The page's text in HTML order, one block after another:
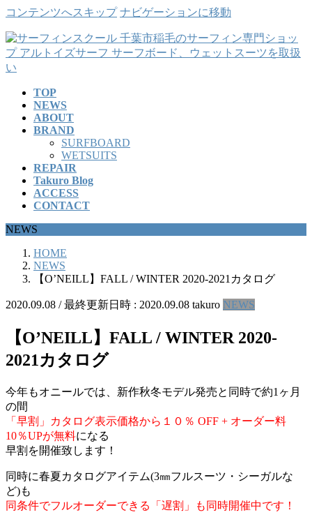
コンテンツへスキップ ナビゲーションに移動
TOP
NEWS
ABOUT
BRAND
SURFBOARD
WETSUITS
REPAIR
Takuro Blog
ACCESS
CONTACT
NEWS
HOME
NEWS
【O’NEILL】FALL / WINTER 2020-2021カタログ
2020.09.08 / 最終更新日時 : 2020.09.08 takuro NEWS
【O’NEILL】FALL / WINTER 2020-
2021カタログ
今年もオニールでは、新作秋冬モデル発売と同時で約1ヶ月
の間
「早割」カタログ表示価格から１０％ OFF + オーダー料
10％UPが無料になる
早割を開催致します！
同時に春夏カタログアイテム(3㎜フルスーツ・シーガルな
ど)も
同条件でフルオーダーできる「遅割」も同時開催中です！